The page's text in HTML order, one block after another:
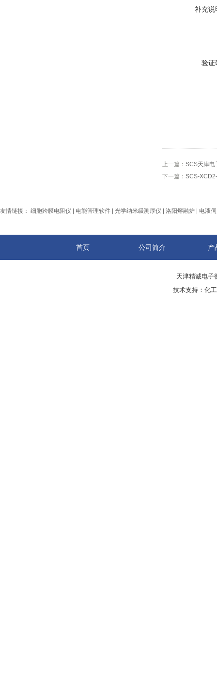
补充说
验证
上一篇： SCS天津电
下一篇： SCS-
友情链接： 细胞跨膜电阻仪 电能管理软件 光学纳米级测厚仪 洛阳熔融炉 电液
首页 公司简介 产
天津精诚电
技术支持： 化